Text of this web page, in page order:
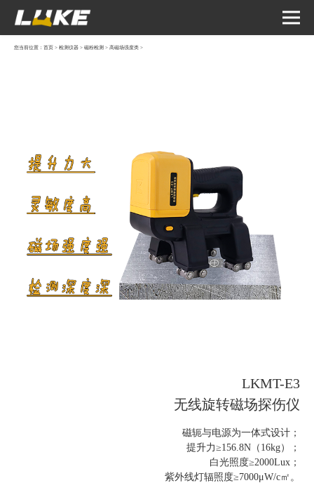
您当前位置： 首页 > 检测仪器 > 磁粉检测 > 高磁场强度类 >
LKMT-E3
无线旋转磁场探伤仪
磁轭与电源为一体式设计；
提升力≥156.8N（16kg）；
白光照度≥2000Lux；
紫外线灯辐照度≥7000μW/c㎡。